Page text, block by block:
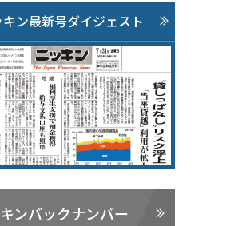
ン最新号ダイジェスト
ンバックナンバー